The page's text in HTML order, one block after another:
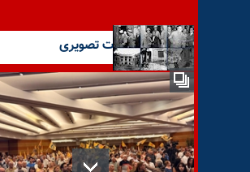
دستگیری دکتر مصدق
آخرین گزارشات تصویری